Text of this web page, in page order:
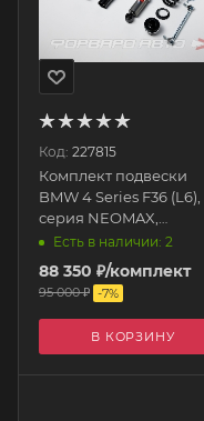
Код: 227815
Комплект подвески
BMW 4 Series F36 (L6),
серия NEOMAX,
пружины F: 12kg, R: 9kg
SB1059 SILVER'S
(SILVERS)
Есть в наличии: 2
88 350 ₽/комплект
95 000₽ -7%
В КОРЗИНУ